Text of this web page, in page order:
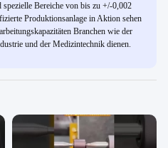
Bereiche von bis zu +/-0,002
Produktionsanlage in Aktion sehen
Branchen wie der
und der Medizintechnik dienen.